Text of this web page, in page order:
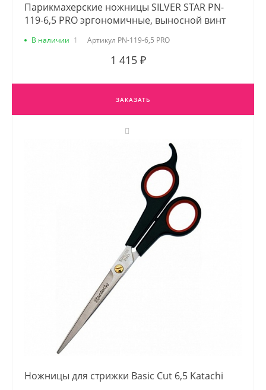
Парикмахерские ножницы SILVER STAR PN-
119-6,5 PRO эргономичные, выносной винт
В наличии 1 Артикул PN-119-6,5 PRO
1 415 ₽
ЗАКАЗАТЬ
Ножницы для стрижки Basic Cut 6,5 Katachi